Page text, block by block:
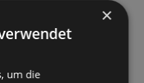
seid,
. Ihr bekommt dann
zusätzlichen Infos
×
um die